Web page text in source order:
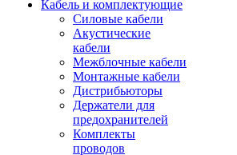
Кабель и комплектующие
Силовые кабели
Акустические
кабели
Межблочные кабели
Монтажные кабели
Дистрибьюторы
Держатели для
предохранителей
Комплекты
проводов